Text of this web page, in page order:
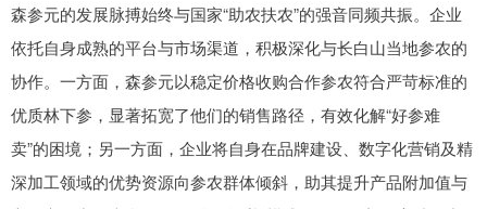
森参元的发展脉搏始终与国家“助农扶农”的强音同频共振。企业
依托自身成熟的平台与市场渠道，积极深化与长白山当地参农的
协作。一方面，森参元以稳定价格收购合作参农符合严苛标准的
优质林下参，显著拓宽了他们的销售路径，有效化解“好参难
卖”的困境；另一方面，企业将自身在品牌建设、数字化营销及精
深加工领域的优势资源向参农群体倾斜，助其提升产品附加值与